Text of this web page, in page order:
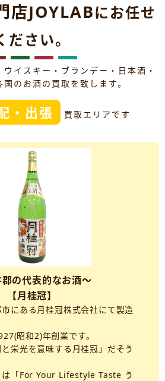
店JOYLABにお任せ
ださい。
イスキー・ブランデー・日本酒・
のお酒の買取を致します。
・出張 買取エリアです
の代表的なお酒～
【月桂冠】
にある月桂冠株式会社にて製造
昭和2)年創業です。
栄光を意味する月桂冠」だそう
は「For Your Lifestyle Taste う